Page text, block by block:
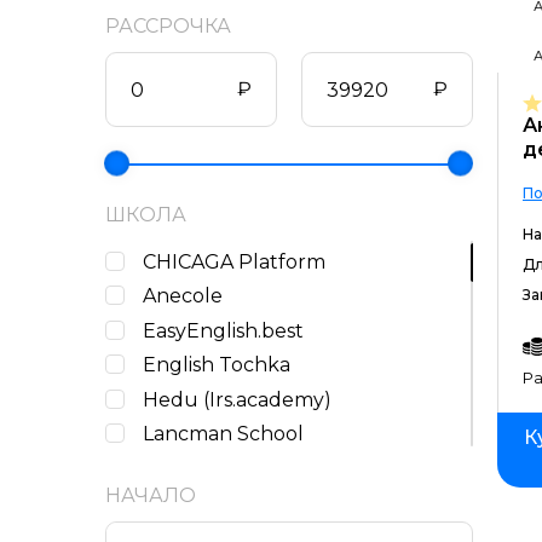
РАССРОЧКА
₽ ₽
ШКОЛА
CHICAGA Platform
Anecole
EasyEnglish.best
English Tochka
Hedu (Irs.academy)
Lancman School
Lingualeo
НАЧАЛО